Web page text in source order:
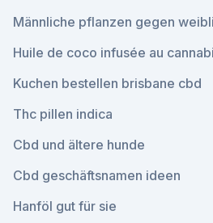
Männliche pflanzen gegen
Huile de coco infusée au
Kuchen bestellen brisbane cbd
Thc pillen indica
Cbd und ältere hunde
Cbd geschäftsnamen ideen
Hanföl gut für sie